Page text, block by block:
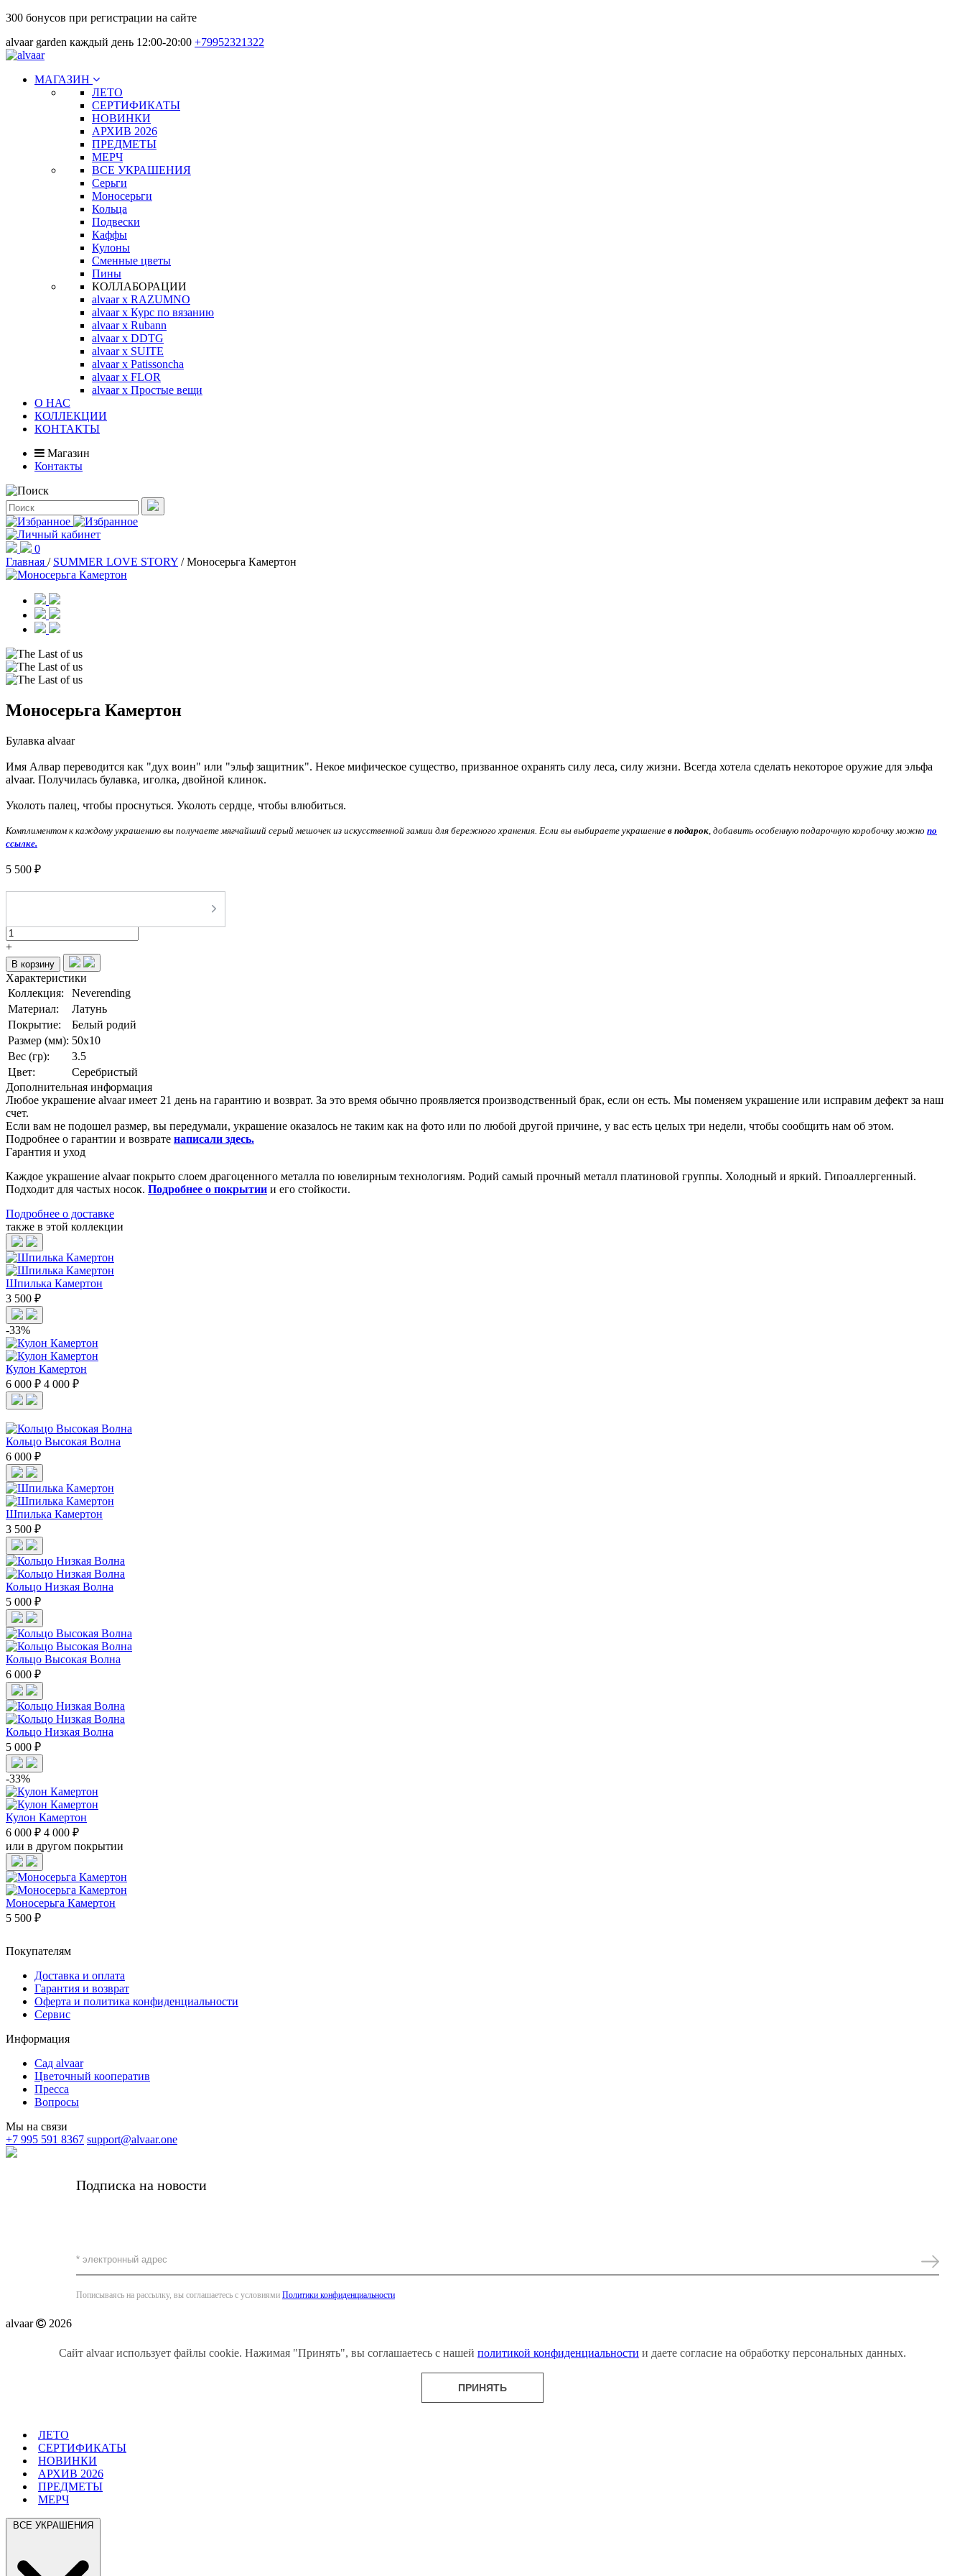
300 бонусов при регистрации на сайте
alvaar garden каждый день 12:00-20:00 +79952321322
МАГАЗИН
ЛЕТО
СЕРТИФИКАТЫ
НОВИНКИ
АРХИВ 2026
ПРЕДМЕТЫ
МЕРЧ
ВСЕ УКРАШЕНИЯ
Серьги
Моносерьги
Кольца
Подвески
Каффы
Кулоны
Сменные цветы
Пины
КОЛЛАБОРАЦИИ
alvaar x RAZUMNO
alvaar x Курс по вязанию
alvaar x Rubann
alvaar x DDTG
alvaar x SUITE
alvaar x Patissoncha
alvaar x FLOR
alvaar x Простые вещи
О НАС
КОЛЛЕКЦИИ
КОНТАКТЫ
Магазин
Контакты
0
Главная / SUMMER LOVE STORY /Моносерьга Камертон
Моносерьга Камертон
Булавка alvaar
Имя Алвар переводится как "дух воин" или "эльф защитник". Некое мифическое существо, призванное охранять силу леса, силу жизни. Всегда хотела сделать некоторое оружие для эльфа
alvaar. Получилась булавка, иголка, двойной клинок.
Уколоть палец, чтобы проснуться. Уколоть сердце, чтобы влюбиться.
Комплиментом к каждому украшению вы получаете мягчайший серый мешочек из искусственной замши для бережного хранения. Если вы выбираете украшение в подарок , добавить особенную подарочную коробочку можно по
ссылке.
5 500 ₽
+
В корзину
Характеристики
Коллекция:
Neverending
Материал:
Латунь
Покрытие:
Белый родий
Размер (мм): 50х10
Вес (гр):
3.5
Цвет:
Серебристый
Дополнительная информация
Любое украшение alvaar имеет 21 день на гарантию и возврат. За это время обычно проявляется производственный брак, если он есть. Мы поменяем украшение или исправим дефект за наш
счет.
Если вам не подошел размер, вы передумали, украшение оказалось не таким как на фото или по любой другой причине, у вас есть целых три недели, чтобы сообщить нам об этом.
Подробнее о гарантии и возврате написали здесь.
Гарантия и уход
Каждое украшение alvaar покрыто слоем драгоценного металла по ювелирным технологиям. Родий самый прочный металл платиновой группы. Холодный и яркий. Гипоаллергенный.
Подходит для частых носок. Подробнее о покрытии и его стойкости.
Подробнее о доставке
также в этой коллекции
Шпилька Камертон
3 500 ₽
-33%
Кулон Камертон
6 000 ₽ 4 000 ₽
Кольцо Высокая Волна
6 000 ₽
Шпилька Камертон
3 500 ₽
Кольцо Низкая Волна
5 000 ₽
Кольцо Высокая Волна
6 000 ₽
Кольцо Низкая Волна
5 000 ₽
-33%
Кулон Камертон
6 000 ₽ 4 000 ₽
или в другом покрытии
Моносерьга Камертон
5 500 ₽
Покупателям
Доставка и оплата
Гарантия и возврат
Оферта и политика конфиденциальности
Сервис
Информация
Сад alvaar
Цветочный кооператив
Пресса
Вопросы
Мы на связи
+7 995 591 8367 support@alvaar.one
Подписка на новости
Пописываясь на рассылку, вы соглашаетесь с условиями Политики конфиденциальности
alvaar 2026
Сайт alvaar использует файлы cookie. Нажимая "Принять", вы соглашаетесь с нашей политикой конфиденциальности и даете согласие на обработку персональных данных.
ПРИНЯТЬ
ЛЕТО
СЕРТИФИКАТЫ
НОВИНКИ
АРХИВ 2026
ПРЕДМЕТЫ
МЕРЧ